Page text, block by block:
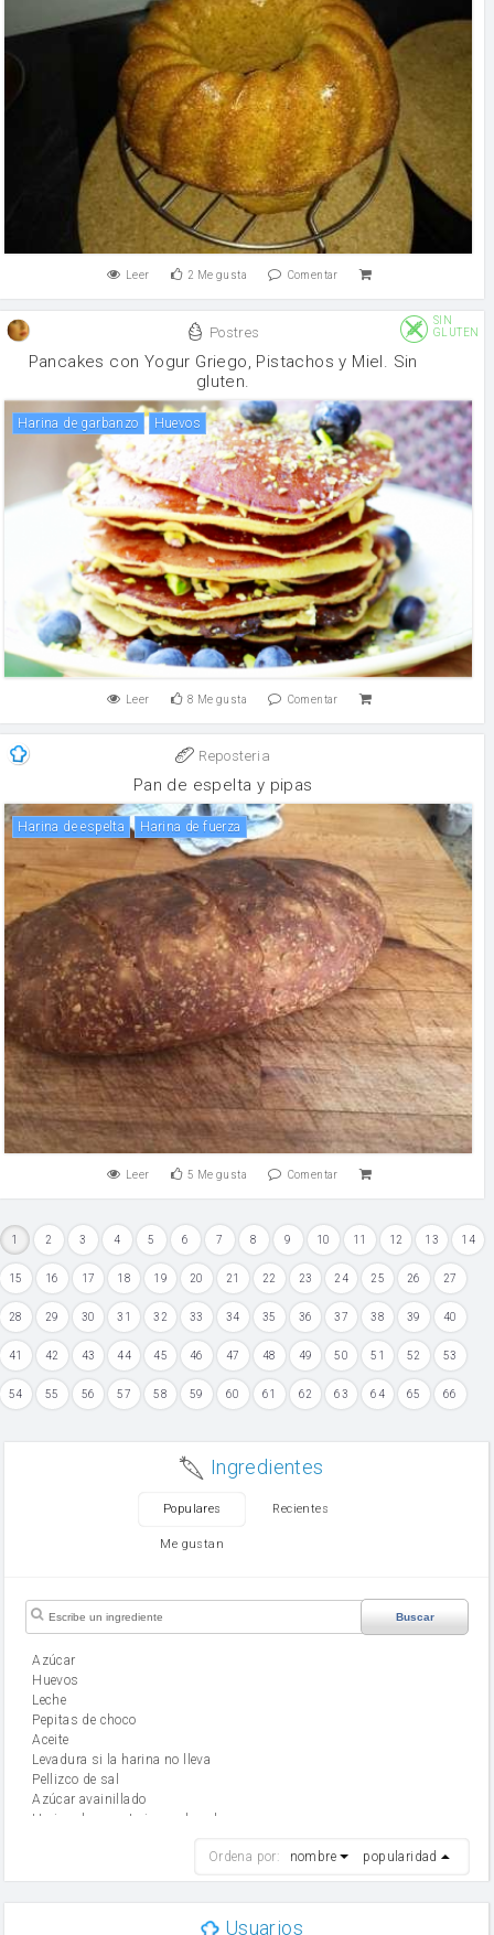
Leer 2 Me gusta Comentar
Postres
SIN
GLUTEN
Pancakes con Yogur Griego, Pistachos y Miel. Sin
gluten.
harina de garbanzo huevos
Leer 8 Me gusta Comentar
Reposteria
Pan de espelta y pipas
Harina de espelta harina de fuerza
Leer 5 Me gusta Comentar
1 2 3 4 5 6 7 8 9 10 11 12 13 14
15 16 17 18 19 20 21 22 23 24 25 26 27
28 29 30 31 32 33 34 35 36 37 38 39 40
41 42 43 44 45 46 47 48 49 50 51 52 53
54 55 56 57 58 59 60 61 62 63 64 65 66
Ingredientes
Populares Recientes
Me gustan
Buscar
Azúcar
huevos
leche
Pepitas de choco
aceite
Levadura si la harina no lleva
Pellizco de sal
Azúcar avainillado
Harina de reposteria con levadura
mantequilla
Ordena por: nombre popularidad
Usuarios